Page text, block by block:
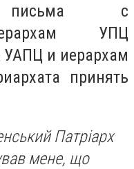
письма с
УПЦ
УАПЦ и иерархам
принять
Патріарх
мене, що